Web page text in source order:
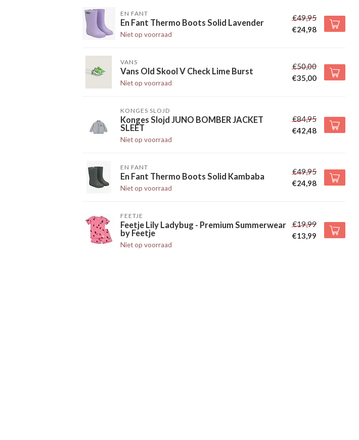
EN FANT
En Fant Thermo Boots Solid Lavender
Niet op voorraad
€49,95
€24,98
VANS
Vans Old Skool V Check Lime Burst
Niet op voorraad
€50,00
€35,00
KONGES SLOJD
Konges Slojd JUNO BOMBER JACKET
SLEET
Niet op voorraad
€84,95
€42,48
EN FANT
En Fant Thermo Boots Solid Kambaba
Niet op voorraad
€49,95
€24,98
FEETJE
Feetje Lily Ladybug - Premium Summerwear
by Feetje
Niet op voorraad
€19,99
€13,99